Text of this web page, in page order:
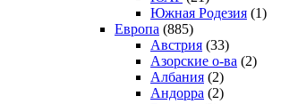
Южная Родезия (1)
Европа (885)
Австрия (33)
Азорские о-ва (2)
Албания (2)
Андорра (2)